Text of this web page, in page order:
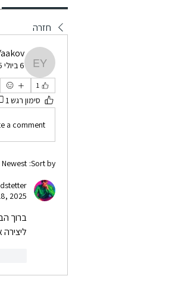
חזרה
Yaakov
6 ביולי 2025
1
סימון רגש 1
a comment...
Sort by:
Newest
2025